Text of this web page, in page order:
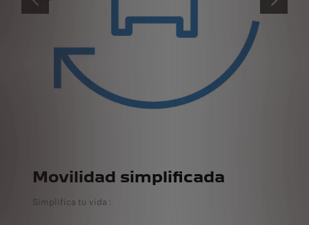
ANTERIOR
Movilidad simplificada
Simplifica tu vida :
SIGUIENTE